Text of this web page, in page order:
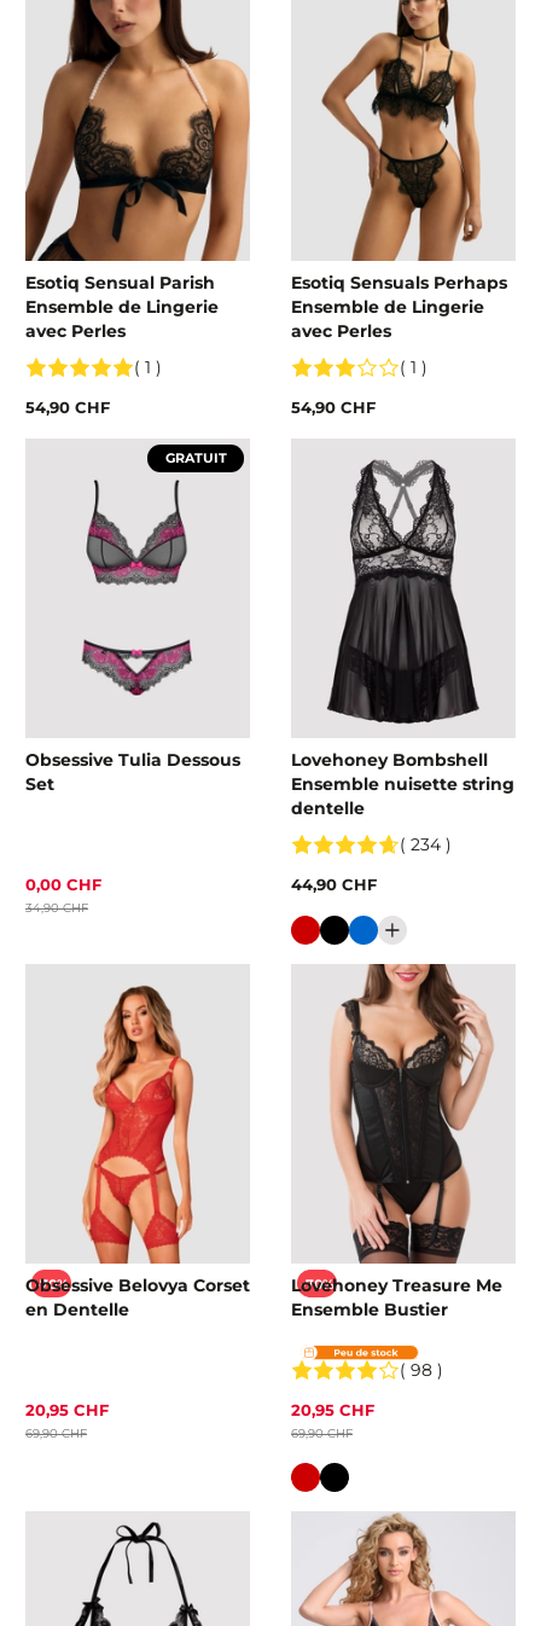
Esotiq Sensual Parish
Ensemble de Lingerie
avec Perles
( 1 )
54,90 CHF
Esotiq Sensuals Perhaps
Ensemble de Lingerie
avec Perles
( 1 )
54,90 CHF
GRATUIT
Obsessive Tulia Dessous
Set
0,00 CHF
34,90 CHF
Lovehoney Bombshell
Ensemble nuisette string
dentelle
( 234 )
44,90 CHF
Couleur
-70%
Obsessive Belovya Corset
en Dentelle
20,95 CHF
69,90 CHF
-70%
Lovehoney Treasure Me
Ensemble Bustier
( 98 )
20,95 CHF
69,90 CHF
Couleur